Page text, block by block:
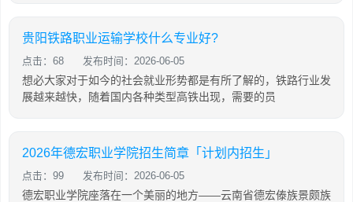
贵阳铁路职业运输学校什么专业好?
点击：68 发布时间：2026-06-05
想必大家对于如今的社会就业形势都是有所了解的，铁路行业发
展越来越快，随着国内各种类型高铁出现，需要的员
2026年德宏职业学院招生简章「计划内招生」
点击：99 发布时间：2026-06-05
德宏职业学院座落在一个美丽的地方——云南省德宏傣族景颇族